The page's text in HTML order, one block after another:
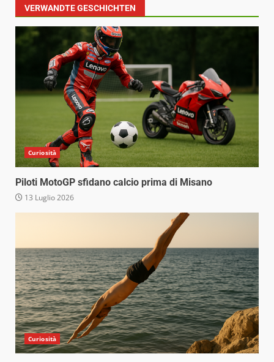
VERWANDTE GESCHICHTEN
Curiosità
Piloti MotoGP sfidano calcio prima di Misano
13 Luglio 2026
Curiosità